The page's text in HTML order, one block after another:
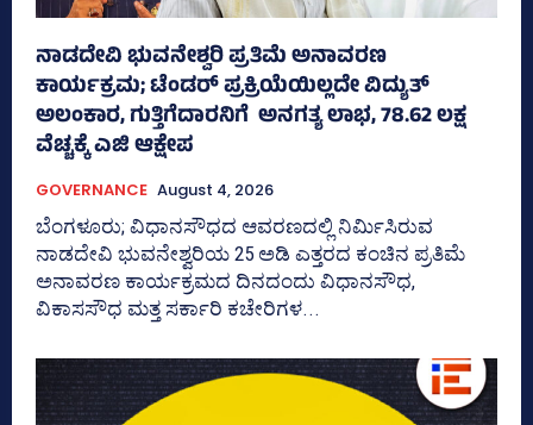
ನಾಡದೇವಿ ಭುವನೇಶ್ವರಿ ಪ್ರತಿಮೆ ಅನಾವರಣ
ಕಾರ್ಯಕ್ರಮ; ಟೆಂಡರ್ ಪ್ರಕ್ರಿಯೆಯಿಲ್ಲದೇ ವಿದ್ಯುತ್‌
ಅಲಂಕಾರ, ಗುತ್ತಿಗೆದಾರನಿಗೆ ಅನಗತ್ಯ ಲಾಭ, 78.62 ಲಕ್ಷ
ವೆಚ್ಚಕ್ಕೆ ಎಜಿ ಆಕ್ಷೇಪ
GOVERNANCE August 4, 2026
ಬೆಂಗಳೂರು; ವಿಧಾನಸೌಧದ ಆವರಣದಲ್ಲಿ ನಿರ್ಮಿಸಿರುವ
ನಾಡದೇವಿ ಭುವನೇಶ್ವರಿಯ 25 ಅಡಿ ಎತ್ತರದ ಕಂಚಿನ ಪ್ರತಿಮೆ
ಅನಾವರಣ ಕಾರ್ಯಕ್ರಮದ ದಿನದಂದು ವಿಧಾನಸೌಧ,
ವಿಕಾಸಸೌಧ ಮತ್ತ ಸರ್ಕಾರಿ ಕಚೇರಿಗಳ...